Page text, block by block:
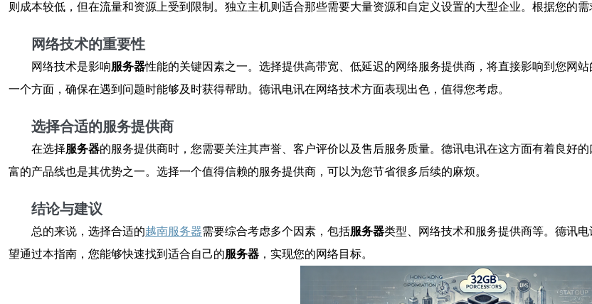
则成本较低，但在流量和资源上受到限制。独立主机则适合那些需要大量资源和自定义设置的大型企业。根据您的需
网络技术的重要性
网络技术是影响服务器性能的关键因素之一。选择提供高带宽、低延迟的网络服务提供商，将直接影响到您网
一个方面，确保在遇到问题时能够及时获得帮助。德讯电讯在网络技术方面表现出色，值得您考虑。
选择合适的服务提供商
在选择服务器的服务提供商时，您需要关注其声誉、客户评价以及售后服务质量。德讯电讯在这方面有着良好
富的产品线也是其优势之一。选择一个值得信赖的服务提供商，可以为您节省很多后续的麻烦。
结论与建议
总的来说，选择合适的越南服务器需要综合考虑多个因素，包括服务器类型、网络技术和服务提供商等。德讯
望通过本指南，您能够快速找到适合自己的服务器 ，实现您的网络目标。